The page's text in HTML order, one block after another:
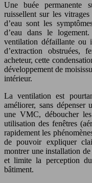
Une buée permanente
ruissellent sur les
d’eau sont les
d’eau dans le
ventilation défaillante ou
d’extraction obstruées,
acheteur, cette
développement de
intérieur.
La ventilation est
améliorer, sans
une VMC, déboucher
utilisation des fenêtres
rapidement les
de pouvoir expliquer
montrer une installation
et limite la perception
bâtiment.